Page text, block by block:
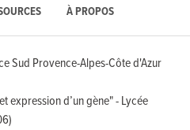
À PROPOS
Sud Provence-Alpes-Côte d'Azur
expression d’un gène" - Lycée